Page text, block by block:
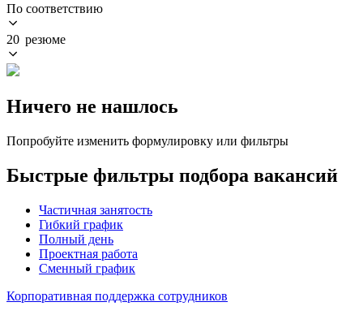
По соответствию
20 резюме
Ничего не нашлось
Попробуйте изменить формулировку или фильтры
Быстрые фильтры подбора вакансий
Частичная занятость
Гибкий график
Полный день
Проектная работа
Сменный график
Корпоративная поддержка сотрудников